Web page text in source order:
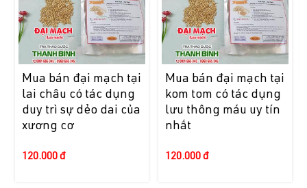
Mua bán đại mạch tại
lai châu có tác dụng
duy trì sự dẻo dai của
xương cơ
120.000 đ
Mua bán đại mạch tại
kom tom có tác dụng
lưu thông máu uy tín
nhất
120.000 đ